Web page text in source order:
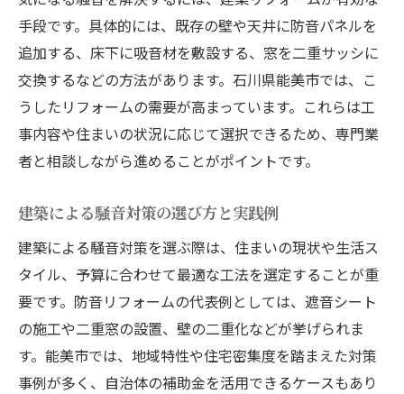
手段です。具体的には、既存の壁や天井に防音パネルを
追加する、床下に吸音材を敷設する、窓を二重サッシに
交換するなどの方法があります。石川県能美市では、こ
うしたリフォームの需要が高まっています。これらは工
事内容や住まいの状況に応じて選択できるため、専門業
者と相談しながら進めることがポイントです。
建築による騒音対策の選び方と実践例
建築による騒音対策を選ぶ際は、住まいの現状や生活ス
タイル、予算に合わせて最適な工法を選定することが重
要です。防音リフォームの代表例としては、遮音シート
の施工や二重窓の設置、壁の二重化などが挙げられま
す。能美市では、地域特性や住宅密集度を踏まえた対策
事例が多く、自治体の補助金を活用できるケースもあり